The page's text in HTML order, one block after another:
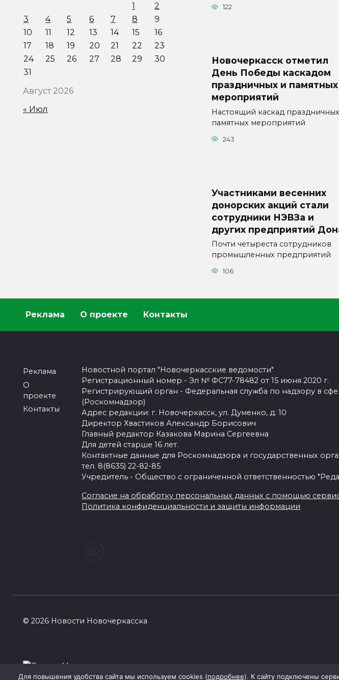
122
Новочеркасск отметил
День Победы каскадом
праздничных и памятных
мероприятий
Настоящий каскад
памятных мероприятий
243
Участниками весенних
донорских акций стали
сотрудники НЭВЗа и
других предприятий
Почти четыреста сотрудников
промышленных предприятий
106
Август 2026
1
2
3
4 5 6 7 8
9
10
11 12 13 14 15
16
17
18 19 20 21 22
23
24
25 26 27 28 29
30
31
« Июл
Реклама О проекте Контакты
Реклама
О
проекте
Контакты
Новостной портал "Новочеркасские ведомости"
Регистрационный номер - Эл № ФС77-78482 от 15 июня 2020 г.
Регистрирующий орган - Федеральная служба по надзору в
(Роскомнадзор)
Адрес редакции: г. Новочеркасск, ул. Думенко, д. 10
Директор Хвастиков Александр Борисович
Главный редактор Казакова Марина Сергеевна
Для детей старше 16 лет.
Контактные данные для Роскомнадзора и государственных
тел. 8(8635) 22-82-85
Учредитель - Общество с ограниченной ответственностью
Согласие на обработку персональных данных с помощью
Политика конфиденциальности и защиты информации
© 2026 Новости Новочеркасска
Для повышения удобства сайта мы используем cookies (подробнее). К сайту подключены